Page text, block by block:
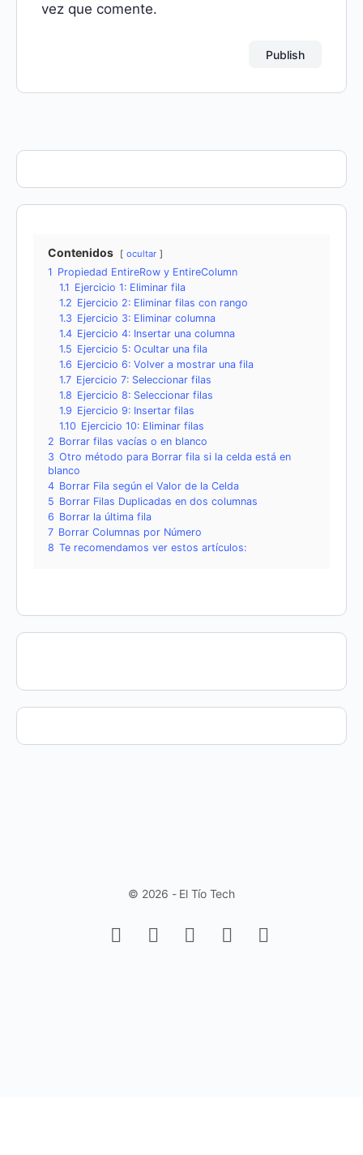
vez que comente.
Contenidos ocultar
1 Propiedad EntireRow y EntireColumn
1.1 Ejercicio 1: Eliminar fila
1.2 Ejercicio 2: Eliminar filas con rango
1.3 Ejercicio 3: Eliminar columna
1.4 Ejercicio 4: Insertar una columna
1.5 Ejercicio 5: Ocultar una fila
1.6 Ejercicio 6: Volver a mostrar una fila
1.7 Ejercicio 7: Seleccionar filas
1.8 Ejercicio 8: Seleccionar filas
1.9 Ejercicio 9: Insertar filas
1.10 Ejercicio 10: Eliminar filas
2 Borrar filas vacías o en blanco
3 Otro método para Borrar fila si la celda está en
blanco
4 Borrar Fila según el Valor de la Celda
5 Borrar Filas Duplicadas en dos columnas
6 Borrar la última fila
7 Borrar Columnas por Número
8 Te recomendamos ver estos artículos:
© 2026 - El Tío Tech